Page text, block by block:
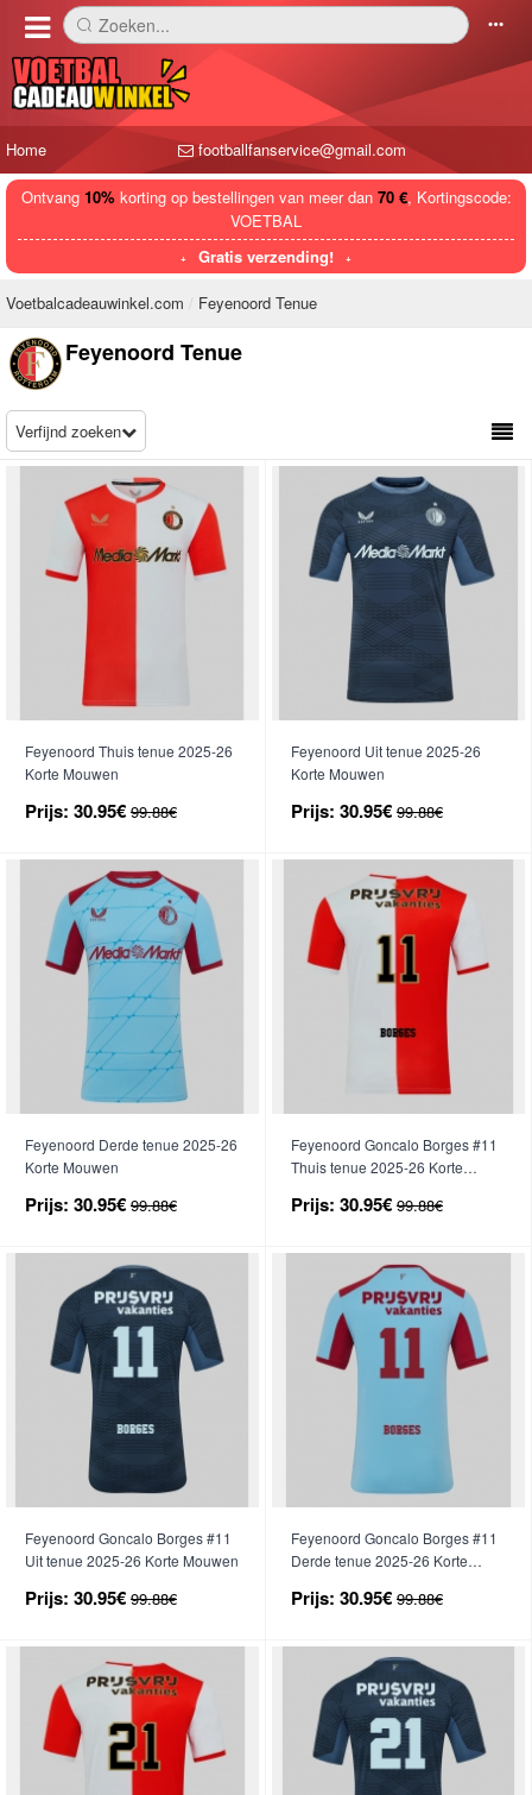
󰅼 Zoeken... 󰄒
Home footballfanservice@gmail.com
Ontvang 10%korting op bestellingen van meer dan 70 €, Kortingscode:
VOETBAL
Gratis verzending!
Voetbalcadeauwinkel.com Feyenoord Tenue
Feyenoord Tenue
Verfijnd zoeken
Feyenoord Thuis tenue 2025-26
Korte Mouwen
Prijs: 30.95€ 99.88€
Feyenoord Uit tenue 2025-26
Korte Mouwen
Prijs: 30.95€ 99.88€
Feyenoord Derde tenue 2025-26
Korte Mouwen
Prijs: 30.95€ 99.88€
Feyenoord Goncalo Borges #11
Thuis tenue 2025-26 Korte
Prijs: 30.95€ 99.88€
Feyenoord Goncalo Borges #11
Uit tenue 2025-26 Korte Mouwen
Prijs: 30.95€ 99.88€
Feyenoord Goncalo Borges #11
Derde tenue 2025-26 Korte
Prijs: 30.95€ 99.88€